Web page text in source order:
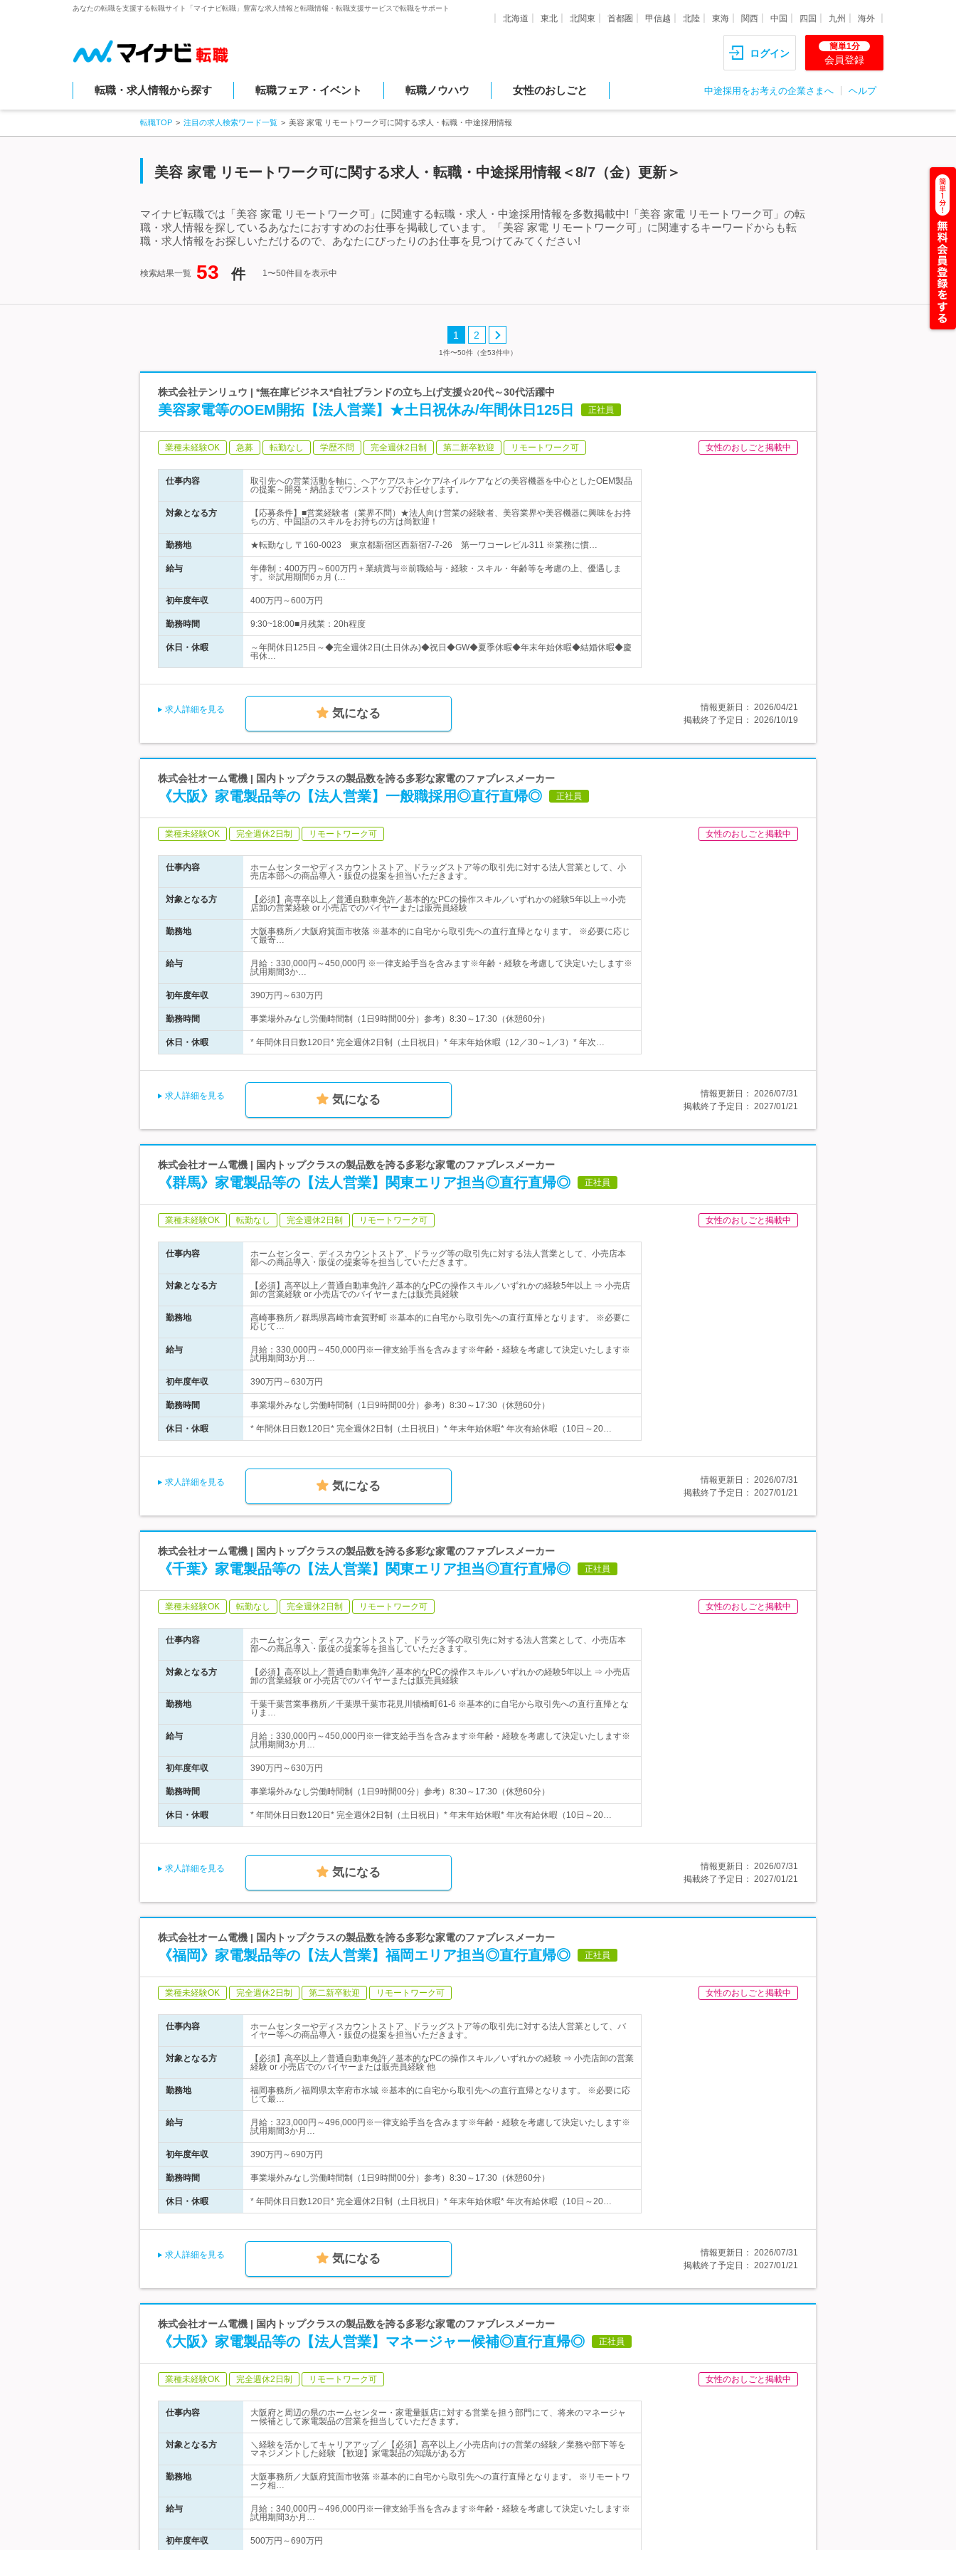
あなたの転職を支援する転職サイト「マイナビ転職」豊富な求人情報と転職情報・転職支援サービスで転職をサポート
北海道 東北 北関東 首都圏 甲信越 北陸 東海 関西 中国 四国 九州 海外
ログイン
簡単1分
会員登録
転職・求人情報から探す 転職フェア・イベント 転職ノウハウ 女性のおしごと 中途採用をお考えの企業さまへ ヘルプ
転職TOP 注目の求人検索ワード一覧 美容 家電 リモートワーク可に関する求人・転職・中途採用情報
美容 家電 リモートワーク可に関する求人・転職・中途採用情報＜8/7（金）更新＞
マイナビ転職では「美容 家電 リモートワーク可」に関連する転職・求人・中途採用情報を多数掲載中!「美容 家電 リモートワーク可」の転
職・求人情報を探しているあなたにおすすめのお仕事を掲載しています。「美容 家電 リモートワーク可」に関連するキーワードからも転
職・求人情報をお探しいただけるので、あなたにぴったりのお仕事を見つけてみてください!
検索結果一覧 53 件 1〜50件目を表示中
1 2
1件〜50件（全53件中）
株式会社テンリュウ | *無在庫ビジネス*自社ブランドの立ち上げ支援☆20代～30代活躍中
美容家電等のOEM開拓【法人営業】★土日祝休み/年間休日125日 正社員
業種未経験OK 急募 転勤なし 学歴不問 完全週休2日制 第二新卒歓迎 リモートワーク可 女性のおしごと掲載中
仕事内容
取引先への営業活動を軸に、ヘアケア/スキンケア/ネイルケアなどの美容機器を中心としたOEM製品
の提案～開発・納品までワンストップでお任せします。
対象となる方
【応募条件】■営業経験者（業界不問）★法人向け営業の経験者、美容業界や美容機器に興味をお持
ちの方、中国語のスキルをお持ちの方は尚歓迎！
勤務地 ★転勤なし 〒160-0023 東京都新宿区西新宿7-7-26 第一ワコーレビル311 ※業務に慣…
給与
年俸制：400万円～600万円＋業績賞与※前職給与・経験・スキル・年齢等を考慮の上、優遇しま
す。※試用期間6ヵ月 (…
初年度年収 400万円～600万円
勤務時間 9:30~18:00■月残業：20h程度
休日・休暇
～年間休日125日～◆完全週休2日(土日休み)◆祝日◆GW◆夏季休暇◆年末年始休暇◆結婚休暇◆慶
弔休…
求人詳細を見る 気になる 情報更新日： 2026/04/21
掲載終了予定日： 2026/10/19
株式会社オーム電機 | 国内トップクラスの製品数を誇る多彩な家電のファブレスメーカー
《大阪》家電製品等の【法人営業】一般職採用◎直行直帰◎ 正社員
業種未経験OK 完全週休2日制 リモートワーク可 女性のおしごと掲載中
仕事内容
ホームセンターやディスカウントストア、ドラッグストア等の取引先に対する法人営業として、小
売店本部への商品導入・販促の提案を担当いただきます。
対象となる方
【必須】高専卒以上／普通自動車免許／基本的なPCの操作スキル／いずれかの経験5年以上⇒小売
店卸の営業経験 or 小売店でのバイヤーまたは販売員経験
勤務地
大阪事務所／大阪府箕面市牧落 ※基本的に自宅から取引先への直行直帰となります。 ※必要に応じ
て最寄…
給与
月給：330,000円～450,000円 ※一律支給手当を含みます※年齢・経験を考慮して決定いたします※
試用期間3か…
初年度年収 390万円～630万円
勤務時間 事業場外みなし労働時間制（1日9時間00分）参考）8:30～17:30（休憩60分）
休日・休暇 * 年間休日日数120日* 完全週休2日制（土日祝日）* 年末年始休暇（12／30～1／3）* 年次…
求人詳細を見る 気になる 情報更新日： 2026/07/31
掲載終了予定日： 2027/01/21
株式会社オーム電機 | 国内トップクラスの製品数を誇る多彩な家電のファブレスメーカー
《群馬》家電製品等の【法人営業】関東エリア担当◎直行直帰◎ 正社員
業種未経験OK 転勤なし 完全週休2日制 リモートワーク可 女性のおしごと掲載中
仕事内容
ホームセンター、ディスカウントストア、ドラッグ等の取引先に対する法人営業として、小売店本
部への商品導入・販促の提案等を担当していただきます。
対象となる方
【必須】高卒以上／普通自動車免許／基本的なPCの操作スキル／いずれかの経験5年以上 ⇒ 小売店
卸の営業経験 or 小売店でのバイヤーまたは販売員経験
勤務地
高崎事務所／群馬県高崎市倉賀野町 ※基本的に自宅から取引先への直行直帰となります。 ※必要に
応じて…
給与
月給：330,000円～450,000円※一律支給手当を含みます※年齢・経験を考慮して決定いたします※
試用期間3か月…
初年度年収 390万円～630万円
勤務時間 事業場外みなし労働時間制（1日9時間00分）参考）8:30～17:30（休憩60分）
休日・休暇 * 年間休日日数120日* 完全週休2日制（土日祝日）* 年末年始休暇* 年次有給休暇（10日～20…
求人詳細を見る 気になる 情報更新日： 2026/07/31
掲載終了予定日： 2027/01/21
株式会社オーム電機 | 国内トップクラスの製品数を誇る多彩な家電のファブレスメーカー
《千葉》家電製品等の【法人営業】関東エリア担当◎直行直帰◎ 正社員
業種未経験OK 転勤なし 完全週休2日制 リモートワーク可 女性のおしごと掲載中
仕事内容
ホームセンター、ディスカウントストア、ドラッグ等の取引先に対する法人営業として、小売店本
部への商品導入・販促の提案等を担当していただきます。
対象となる方
【必須】高卒以上／普通自動車免許／基本的なPCの操作スキル／いずれかの経験5年以上 ⇒ 小売店
卸の営業経験 or 小売店でのバイヤーまたは販売員経験
勤務地
千葉千葉営業事務所／千葉県千葉市花見川犢橋町61-6 ※基本的に自宅から取引先への直行直帰とな
りま…
給与
月給：330,000円～450,000円※一律支給手当を含みます※年齢・経験を考慮して決定いたします※
試用期間3か月…
初年度年収 390万円～630万円
勤務時間 事業場外みなし労働時間制（1日9時間00分）参考）8:30～17:30（休憩60分）
休日・休暇 * 年間休日日数120日* 完全週休2日制（土日祝日）* 年末年始休暇* 年次有給休暇（10日～20…
求人詳細を見る 気になる 情報更新日： 2026/07/31
掲載終了予定日： 2027/01/21
株式会社オーム電機 | 国内トップクラスの製品数を誇る多彩な家電のファブレスメーカー
《福岡》家電製品等の【法人営業】福岡エリア担当◎直行直帰◎ 正社員
業種未経験OK 完全週休2日制 第二新卒歓迎 リモートワーク可 女性のおしごと掲載中
仕事内容
ホームセンターやディスカウントストア、ドラッグストア等の取引先に対する法人営業として、バ
イヤー等への商品導入・販促の提案を担当いただきます。
対象となる方
【必須】高卒以上／普通自動車免許／基本的なPCの操作スキル／いずれかの経験 ⇒ 小売店卸の営業
経験 or 小売店でのバイヤーまたは販売員経験 他
勤務地
福岡事務所／福岡県太宰府市水城 ※基本的に自宅から取引先への直行直帰となります。 ※必要に応
じて最…
給与
月給：323,000円～496,000円※一律支給手当を含みます※年齢・経験を考慮して決定いたします※
試用期間3か月…
初年度年収 390万円～690万円
勤務時間 事業場外みなし労働時間制（1日9時間00分）参考）8:30～17:30（休憩60分）
休日・休暇 * 年間休日日数120日* 完全週休2日制（土日祝日）* 年末年始休暇* 年次有給休暇（10日～20…
求人詳細を見る 気になる 情報更新日： 2026/07/31
掲載終了予定日： 2027/01/21
株式会社オーム電機 | 国内トップクラスの製品数を誇る多彩な家電のファブレスメーカー
《大阪》家電製品等の【法人営業】マネージャー候補◎直行直帰◎ 正社員
業種未経験OK 完全週休2日制 リモートワーク可 女性のおしごと掲載中
仕事内容
大阪府と周辺の県のホームセンター・家電量販店に対する営業を担う部門にて、将来のマネージャ
ー候補として家電製品の営業を担当していただきます。
対象となる方
＼経験を活かしてキャリアアップ／【必須】高卒以上／小売店向けの営業の経験／業務や部下等を
マネジメントした経験 【歓迎】家電製品の知識がある方
勤務地
大阪事務所／大阪府箕面市牧落 ※基本的に自宅から取引先への直行直帰となります。 ※リモートワ
ーク相…
給与
月給：340,000円～496,000円※一律支給手当を含みます※年齢・経験を考慮して決定いたします※
試用期間3か月…
初年度年収 500万円～690万円